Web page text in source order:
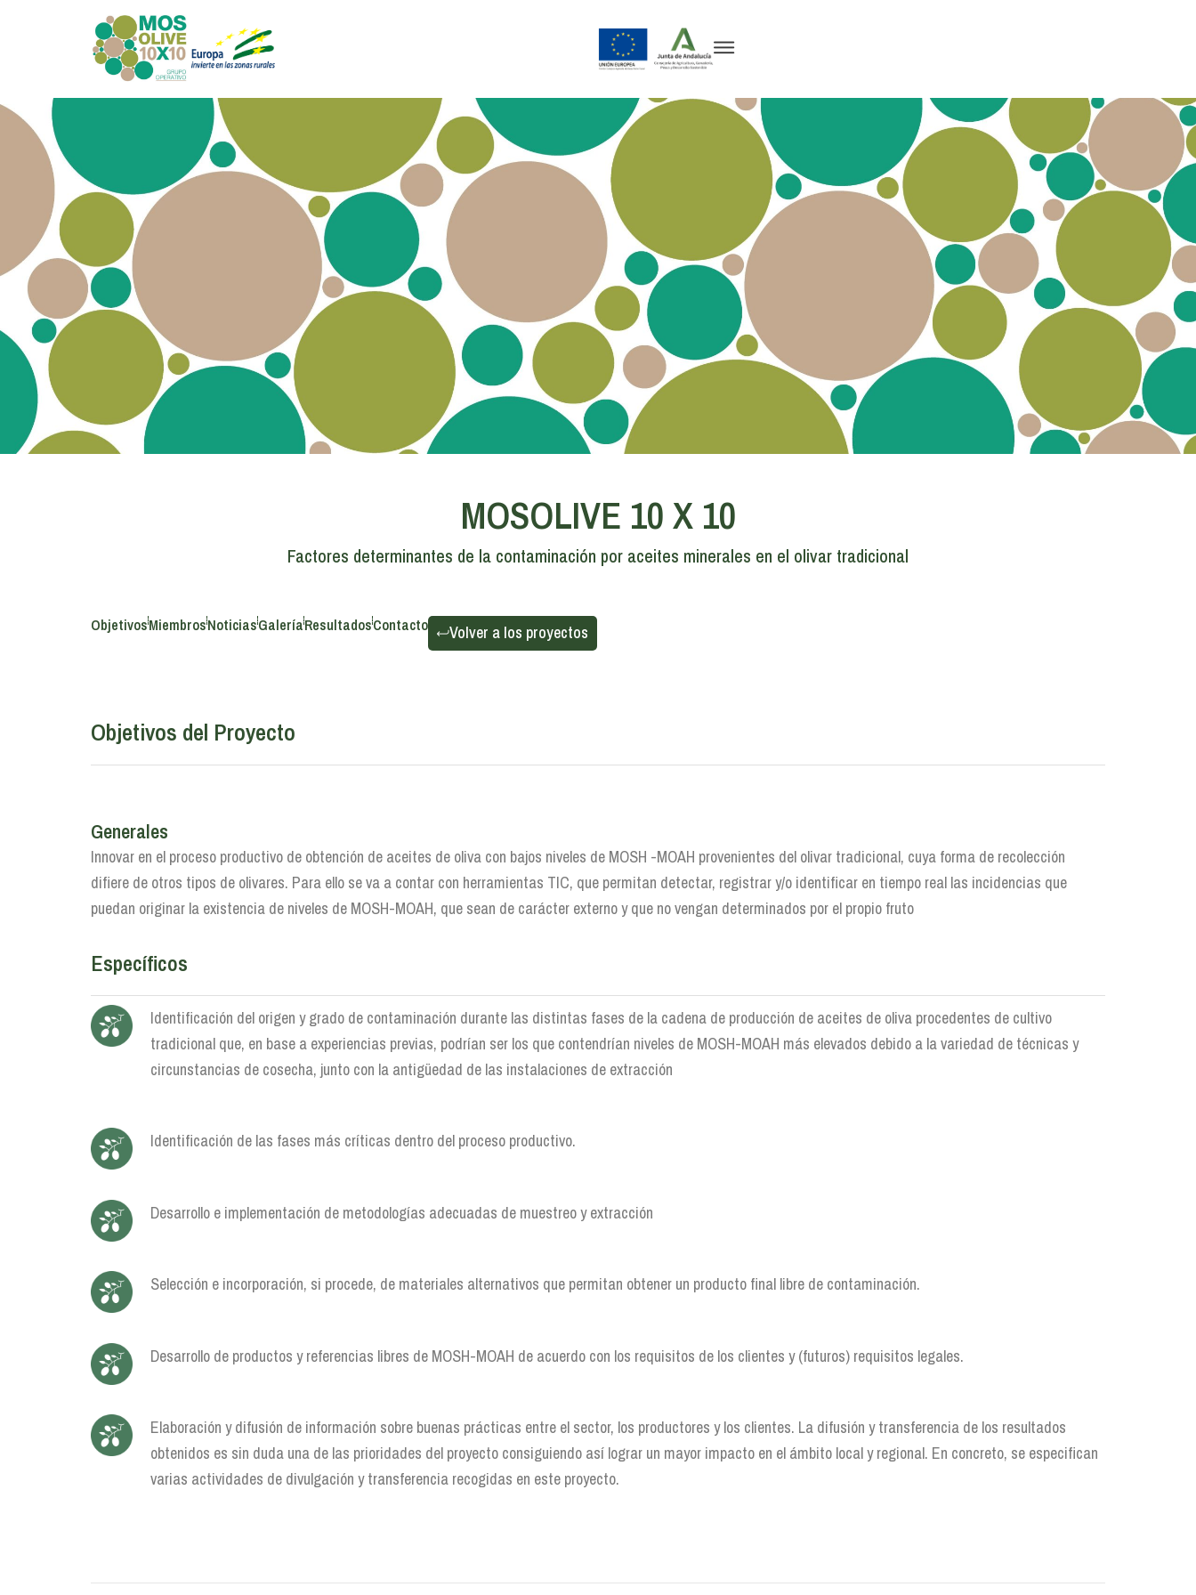
MOSOLIVE 10 X 10
Factores determinantes de la contaminación por aceites minerales en el olivar tradicional
ObjetivosMiembrosNoticiasGaleríaResultadosContacto Volver a los proyectos
Objetivos del Proyecto
Generales
Innovar en el proceso productivo de obtención de aceites de oliva con bajos niveles de MOSH -MOAH provenientes del olivar tradicional, cuya forma de recolección
difiere de otros tipos de olivares. Para ello se va a contar con herramientas TIC, que permitan detectar, registrar y/o identificar en tiempo real las incidencias que
puedan originar la existencia de niveles de MOSH-MOAH, que sean de carácter externo y que no vengan determinados por el propio fruto
Específicos
Identificación del origen y grado de contaminación durante las distintas fases de la cadena de producción de aceites de oliva procedentes de cultivo
tradicional que, en base a experiencias previas, podrían ser los que contendrían niveles de MOSH-MOAH más elevados debido a la variedad de técnicas y
circunstancias de cosecha, junto con la antigüedad de las instalaciones de extracción
Identificación de las fases más críticas dentro del proceso productivo.
Desarrollo e implementación de metodologías adecuadas de muestreo y extracción
Selección e incorporación, si procede, de materiales alternativos que permitan obtener un producto final libre de contaminación.
Desarrollo de productos y referencias libres de MOSH-MOAH de acuerdo con los requisitos de los clientes y (futuros) requisitos legales.
Elaboración y difusión de información sobre buenas prácticas entre el sector, los productores y los clientes. La difusión y transferencia de los resultados
obtenidos es sin duda una de las prioridades del proyecto consiguiendo así lograr un mayor impacto en el ámbito local y regional. En concreto, se especifican
varias actividades de divulgación y transferencia recogidas en este proyecto.